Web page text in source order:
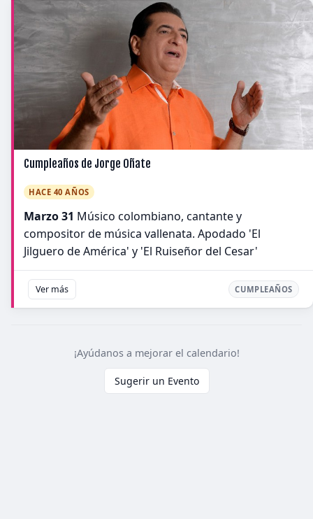
Cumpleaños de Jorge Oñate
HACE 40 AÑOS
Marzo 31 Músico colombiano, cantante y
compositor de música vallenata. Apodado 'El
Jilguero de América' y 'El Ruiseñor del Cesar'
Ver más CUMPLEAÑOS
¡Ayúdanos a mejorar el calendario!
Sugerir un Evento